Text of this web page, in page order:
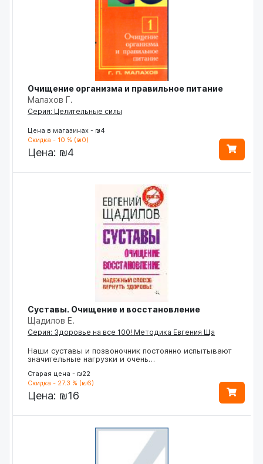
Очищение организма и правильное питание
Малахов Г.
Серия: Целительные силы
Цена в магазинах - ₪4
Скидка - 10 % (₪0)
Цена: ₪4
Суставы. Очищение и восстановление
Щадилов Е.
Серия: Здоровье на все 100! Методика Евгения Ща
Наши суставы и позвоночник постоянно испытывают
значительные нагрузки и очень…
Старая цена - ₪22
Скидка - 27.3 % (₪6)
Цена: ₪16